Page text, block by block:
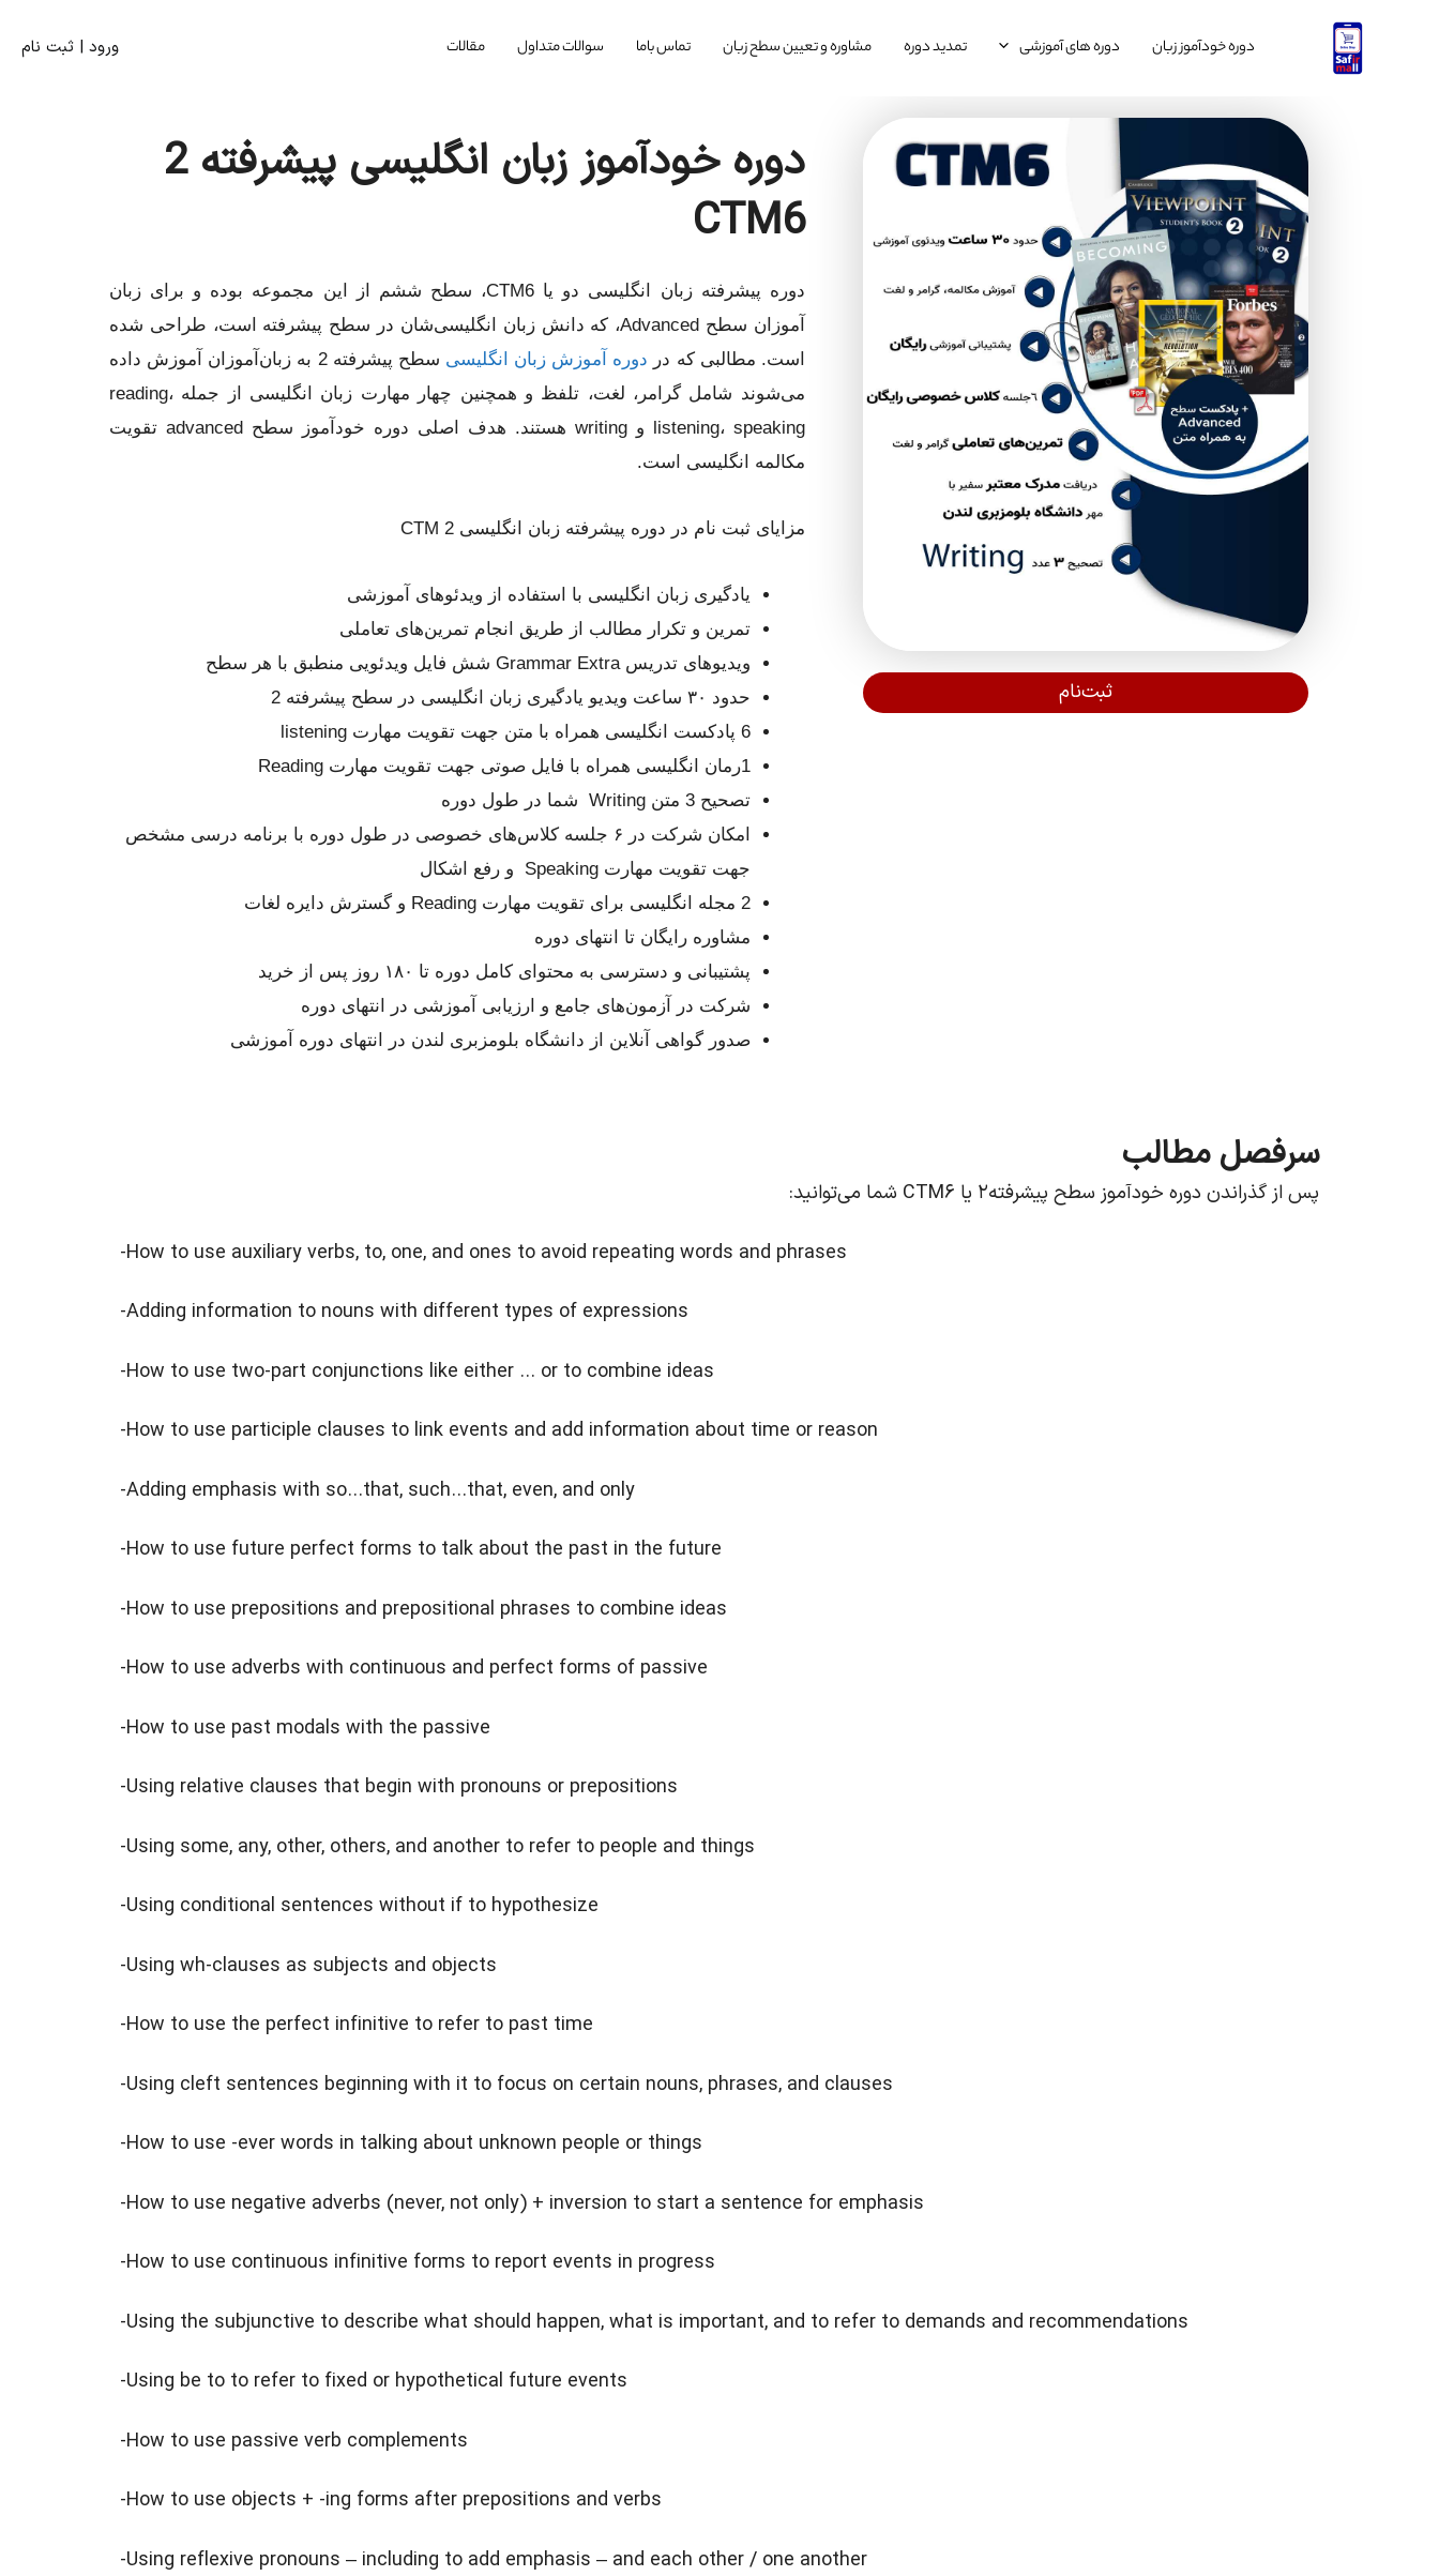
دوره خودآموز زبان دوره های آموزشی تمدید دوره مشاوره و تعیین سطح زبان تماس باما سوالات متداول مقالات ورود | ثبت‌ نام
ثبت‌نام
دوره خودآموز زبان انگلیسی پیشرفته 2
CTM6
دوره پیشرفته زبان انگلیسی دو یا CTM6، سطح ششم از این مجموعه بوده و برای زبان
آموزان سطح Advanced، که دانش زبان انگلیسی‌شان در سطح پیشرفته است، طراحی شده
است. مطالبی که در دوره آموزش زبان انگلیسی
سطح پیشرفته 2 به زبان‌‎آموزان آموزش داده
می‌شوند شامل گرامر، لغت، تلفظ و همچنین چهار مهارت زبان انگلیسی از جمله reading،
listening، speaking و writing هستند. هدف اصلی دوره خودآموز سطح advanced تقویت
مکالمه انگلیسی است.
مزایای ثبت نام در دوره پیشرفته زبان انگلیسی 2 CTM
یادگیری زبان انگلیسی با استفاده از ویدئوهای آموزشی
تمرین و تکرار مطالب از طریق انجام تمرین‌های تعاملی
ویدیوهای تدریس Grammar Extra شش فایل ویدئویی منطبق با هر سطح
حدود ۳۰ ساعت ویدیو یادگیری زبان انگلیسی در سطح پیشرفته 2
6 پادکست انگلیسی همراه با متن جهت تقویت مهارت listening
1رمان انگلیسی همراه با فایل صوتی جهت تقویت مهارت Reading
تصحیح 3 متن Writing شما در طول دوره
امکان شرکت در ۶ جلسه کلاس‌های خصوصی در طول دوره با برنامه درسی مشخص
جهت تقویت مهارت Speaking و رفع اشکال
2 مجله انگلیسی برای تقویت مهارت Reading و گسترش دایره لغات
مشاوره رایگان تا انتهای دوره
پشتیبانی و دسترسی به محتوای کامل دوره تا ۱۸۰ روز پس از خرید
شرکت در آزمون‌های جامع و ارزیابی آموزشی در انتهای دوره
صدور گواهی آنلاین از دانشگاه بلومزبری لندن در انتهای دوره آموزشی
سرفصل‌ مطالب
پس از گذراندن دوره خودآموز سطح پیشرفته۲ یا CTM۶ شما می‌توانید:
-How to use auxiliary verbs, to, one, and ones to avoid repeating words and phrases
-Adding information to nouns with different types of expressions
-How to use two-part conjunctions like either … or to combine ideas
-How to use participle clauses to link events and add information about time or reason
-Adding emphasis with so…that, such…that, even, and only
-How to use future perfect forms to talk about the past in the future
-How to use prepositions and prepositional phrases to combine ideas
-How to use adverbs with continuous and perfect forms of passive
-How to use past modals with the passive
-Using relative clauses that begin with pronouns or prepositions
-Using some, any, other, others, and another to refer to people and things
-Using conditional sentences without if to hypothesize
-Using wh-clauses as subjects and objects
-How to use the perfect infinitive to refer to past time
-Using cleft sentences beginning with it to focus on certain nouns, phrases, and clauses
-How to use -ever words in talking about unknown people or things
-How to use negative adverbs (never, not only) + inversion to start a sentence for emphasis
-How to use continuous infinitive forms to report events in progress
-Using the subjunctive to describe what should happen, what is important, and to refer to demands and recommendations
-Using be to to refer to fixed or hypothetical future events
-How to use passive verb complements
-How to use objects + -ing forms after prepositions and verbs
-Using reflexive pronouns – including to add emphasis – and each other / one another